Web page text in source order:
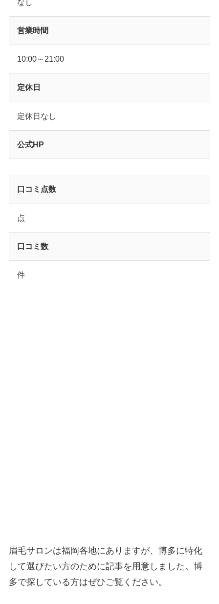
なし
営業時間
10:00～21:00
定休日
定休日なし
公式HP
口コミ点数
点
口コミ数
件
眉毛サロンは福岡各地にありますが、博多に特化
して選びたい方のために記事を用意しました。博
多で探している方はぜひご覧ください。